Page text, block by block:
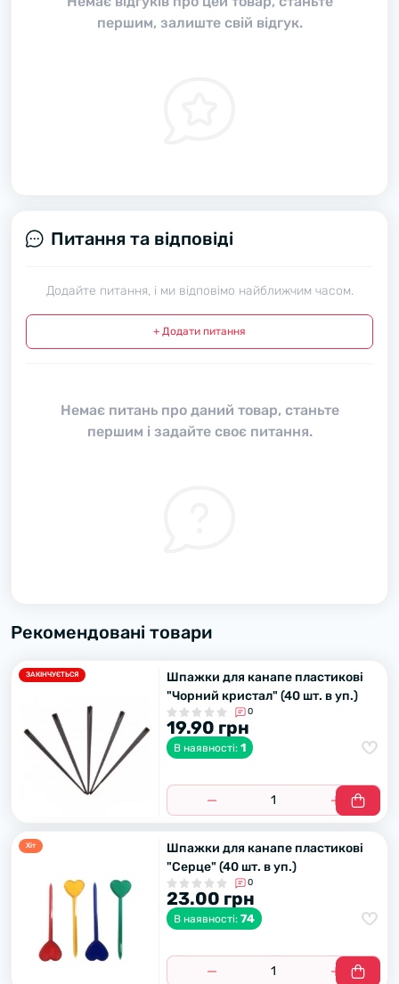
першим, залиште свій відгук.
Питання та відповіді
Додайте питання, і ми відповімо найближчим часом.
+ Додати питання
Немає питань про даний товар, станьте
першим і задайте своє питання.
Рекомендовані товари
ЗАКІНЧУЄТЬСЯ
Шпажки для канапе пластикові
"Чорний кристал" (40 шт. в уп.)
0
19.90 грн
В наявності: 1
Хiт
Шпажки для канапе пластикові
"Серце" (40 шт. в уп.)
0
23.00 грн
В наявності: 74